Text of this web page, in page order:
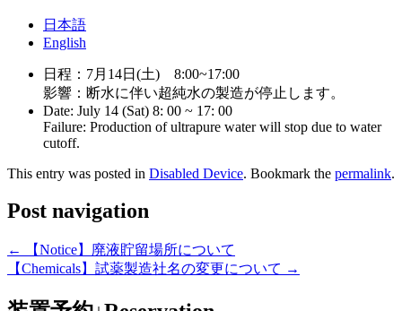
日本語
English
日程：7月14日(土) 8:00~17:00
影響：断水に伴い超純水の製造が停止します。
Date: July 14 (Sat) 8: 00 ~ 17: 00
Failure: Production of ultrapure water will stop due to water
cutoff.
This entry was posted in Disabled Device. Bookmark the permalink.
Post navigation
←
【Notice】廃液貯留場所について
【Chemicals】試薬製造社名の変更について →